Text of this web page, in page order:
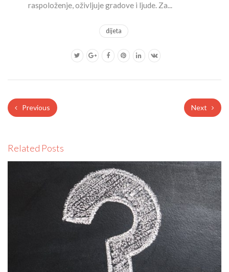
raspoloženje, oživljuje gradove i ljude. Za...
dijeta
Previous Next
Related Posts